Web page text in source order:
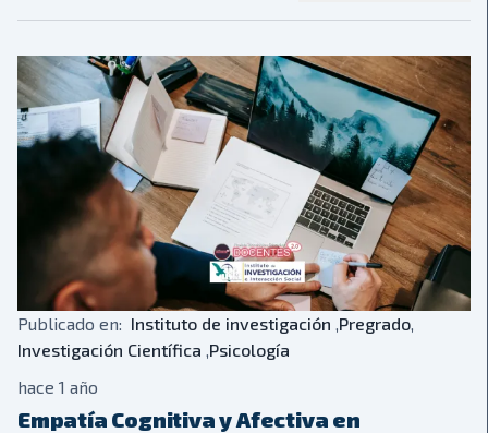
Publicado en: Instituto de investigación ,Pregrado,
Investigación Científica ,Psicología
hace 1 año
Empatía Cognitiva y Afectiva en